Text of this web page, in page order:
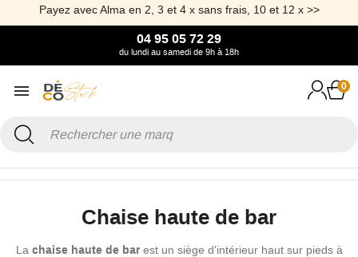
Payez avec Alma en 2, 3 et 4 x sans frais, 10 et 12 x >>
04 95 05 72 29
du lundi au samedi de 9h à 18h
0
Chaise haute de bar
La chaise haute de barest un siège d'intérieur haut sur pieds à